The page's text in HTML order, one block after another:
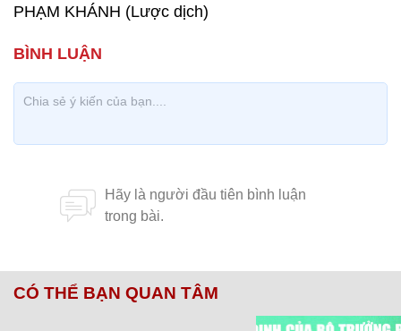
PHẠM KHÁNH (Lược dịch)
CÓ THỂ BẠN QUAN TÂM